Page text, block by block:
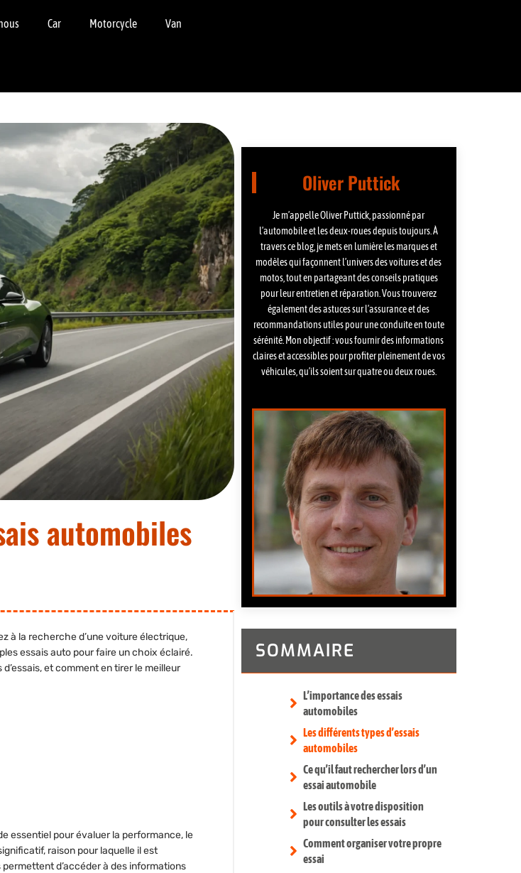
Car Motorcycle Van
automobiles
à la recherche d’une voiture électrique,
essais auto pour faire un choix éclairé.
et comment en tirer le meilleur
essentiel pour évaluer la performance, le
raison pour laquelle il est
d’accéder à des informations
Oliver Puttick
Je m’appelle Oliver Puttick, passionné par
l’automobile et les deux-roues depuis toujours. À
travers ce blog, je mets en lumière les marques et
modèles qui façonnent l’univers des voitures et des
motos, tout en partageant des conseils pratiques
pour leur entretien et réparation. Vous trouverez
également des astuces sur l’assurance et des
recommandations utiles pour une conduite en toute
sérénité. Mon objectif : vous fournir des informations
claires et accessibles pour profiter pleinement de vos
véhicules, qu’ils soient sur quatre ou deux roues.
SOMMAIRE
L’importance des essais
automobiles
Les différents types d’essais
automobiles
Ce qu’il faut rechercher lors d’un
essai automobile
Les outils à votre disposition
pour consulter les essais
Comment organiser votre propre
essai